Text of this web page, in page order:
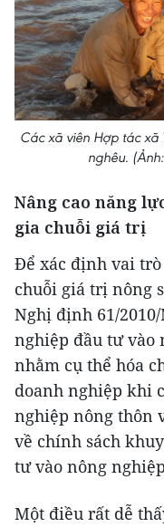
Các xã viên Hợp tác xã
nghêu.
Nâng cao năng
gia chuỗi giá trị
Để xác định vai
chuỗi giá trị nông
Nghị định 61/
nghiệp đầu tư vào
nhằm cụ thể hóa
doanh nghiệp khi
nghiệp nông thôn
về chính sách
tư vào nông
Một điều rất dễ